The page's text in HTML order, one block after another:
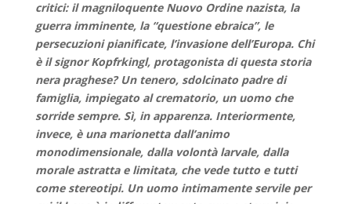
critici: il magniloquente Nuovo Ordine nazista, la
guerra imminente, la “questione ebraica”, le
persecuzioni pianificate, l’invasione dell’Europa. Chi
è il signor Kopfrkingl, protagonista di questa storia
nera praghese? Un tenero, sdolcinato padre di
famiglia, impiegato al crematorio, un uomo che
sorride sempre. Sì, in apparenza. Interiormente,
invece, è una marionetta dall’animo
monodimensionale, dalla volontà larvale, dalla
morale astratta e limitata, che vede tutto e tutti
come stereotipi. Un uomo intimamente servile per